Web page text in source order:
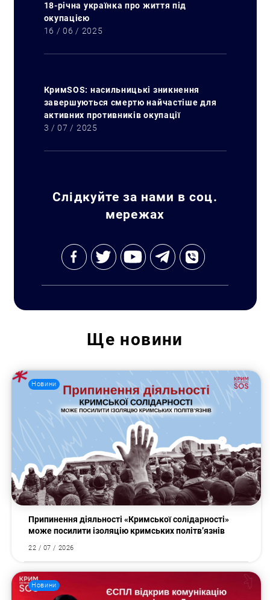
18-річна українка про життя під
окупацією
16 / 06 / 2025
КримSOS: насильницькі зникнення
завершуються смертю найчастіше для
активних противників окупації
3 / 07 / 2025
Слідкуйте за нами в соц.
мережах
Ще новини
Новини
Припинення діяльності «Кримської солідарності»
може посилити ізоляцію кримських політв’язнів
22 / 07 / 2026
Новини